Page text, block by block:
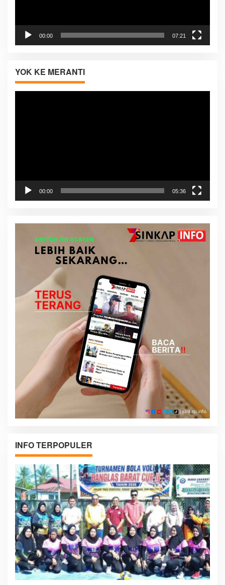
00:00 07:21
YOK KE MERANTI
00:00 05:36
INFO TERPOPULER